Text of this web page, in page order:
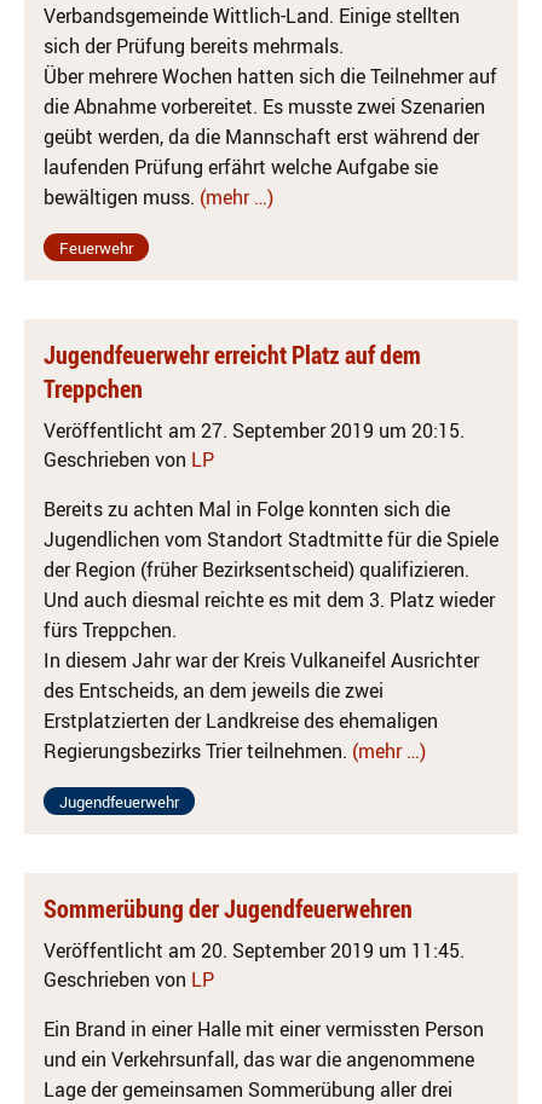
Verbandsgemeinde Wittlich-Land. Einige stellten
sich der Prüfung bereits mehrmals.
Über mehrere Wochen hatten sich die Teilnehmer auf
die Abnahme vorbereitet. Es musste zwei Szenarien
geübt werden, da die Mannschaft erst während der
laufenden Prüfung erfährt welche Aufgabe sie
bewältigen muss. (mehr …)
Feuerwehr
Jugendfeuerwehr erreicht Platz auf dem
Treppchen
Veröffentlicht am 27. September 2019 um 20:15.
Geschrieben von LP
Bereits zu achten Mal in Folge konnten sich die
Jugendlichen vom Standort Stadtmitte für die Spiele
der Region (früher Bezirksentscheid) qualifizieren.
Und auch diesmal reichte es mit dem 3. Platz wieder
fürs Treppchen.
In diesem Jahr war der Kreis Vulkaneifel Ausrichter
des Entscheids, an dem jeweils die zwei
Erstplatzierten der Landkreise des ehemaligen
Regierungsbezirks Trier teilnehmen. (mehr …)
Jugendfeuerwehr
Sommerübung der Jugendfeuerwehren
Veröffentlicht am 20. September 2019 um 11:45.
Geschrieben von LP
Ein Brand in einer Halle mit einer vermissten Person
und ein Verkehrsunfall, das war die angenommene
Lage der gemeinsamen Sommerübung aller drei